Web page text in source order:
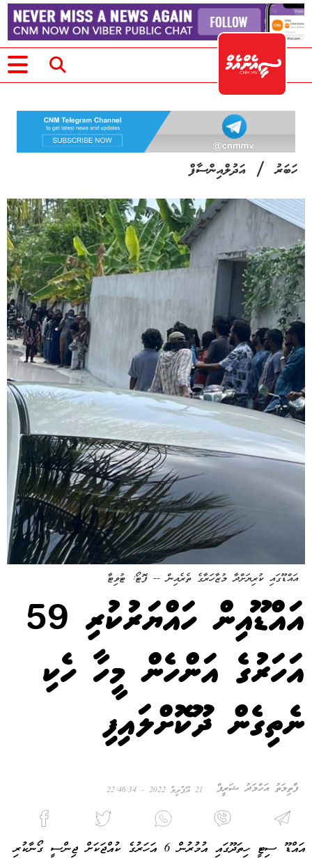
ހަބަރު/ އަދުލްއިންސާފް
އައްޑޫގައި ކުރިޔަށްދާ މުޒާހަރާގެ ތެރެއިން -- ފޮޓޯ: ޓުވިޓާ
އައްޑޫއިން ހައްޔަރުކުރި 59
އަހަރުގެ އަންހެން މީހާ ހެކި
ނެތިގެން ދޫކޮށްލައިފި
ފާތިމަތު އަހްމަދު ޝަރީފް 21 އޭޕްރީލް 2022 - 22:46:34
އައްޑޫ ސިޓީ ހިތަދޫގައި އުމުރުން 6 އަހަރުގެ ކުއްޖަކަށް ޖިންސީ ގޯނާކުރި